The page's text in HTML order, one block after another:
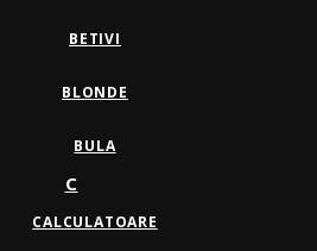
BETIVI
BLONDE
BULA
C
CALCULATOARE